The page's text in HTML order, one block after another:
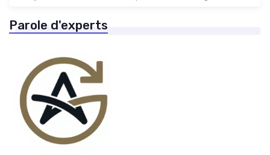
Parole d'experts